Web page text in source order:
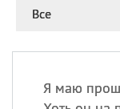
Все
Я маю